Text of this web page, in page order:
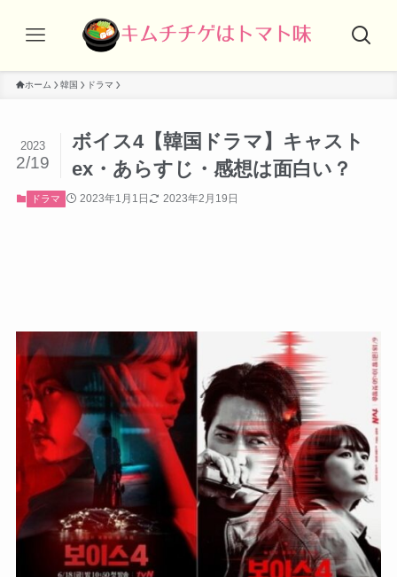
ホーム 韓国 ドラマ
ボイス4【韓国ドラマ】キャスト
ex・あらすじ・感想は面白い？
2023
2/19
ドラマ 2023年1月1日 2023年2月19日